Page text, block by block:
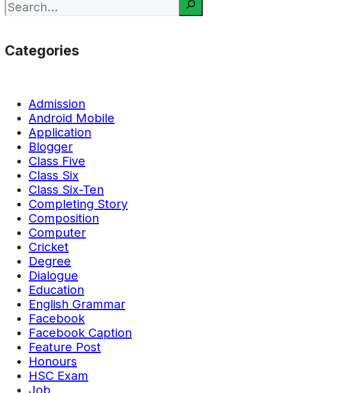
Categories
Admission
Android Mobile
Application
Blogger
Class Five
Class Six
Class Six-Ten
Completing Story
Composition
Computer
Cricket
Degree
Dialogue
Education
English Grammar
Facebook
Facebook Caption
Feature Post
Honours
HSC Exam